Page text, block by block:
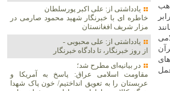
یادداشتی از: علی اکبر پورسلطان
خاطره ای با خبرنگار شهید محمود صارمی در
مزار شریف افغانستان
یادداشتی از: علی محبوبی -
از روز خبرنگار، تا دادگاه خبرنگار
در بیانیه‌ای مطرح شد؛
مقاومت اسلامی عراق: پاسخ به آمریکا و
عربستان را به تعویق انداختیم/ خون پاک شهدا